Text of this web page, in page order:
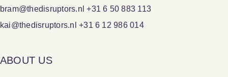
bram@thedisruptors.nl +31 6 50 883 113
kai@thedisruptors.nl +31 6 12 986 014
ABOUT US